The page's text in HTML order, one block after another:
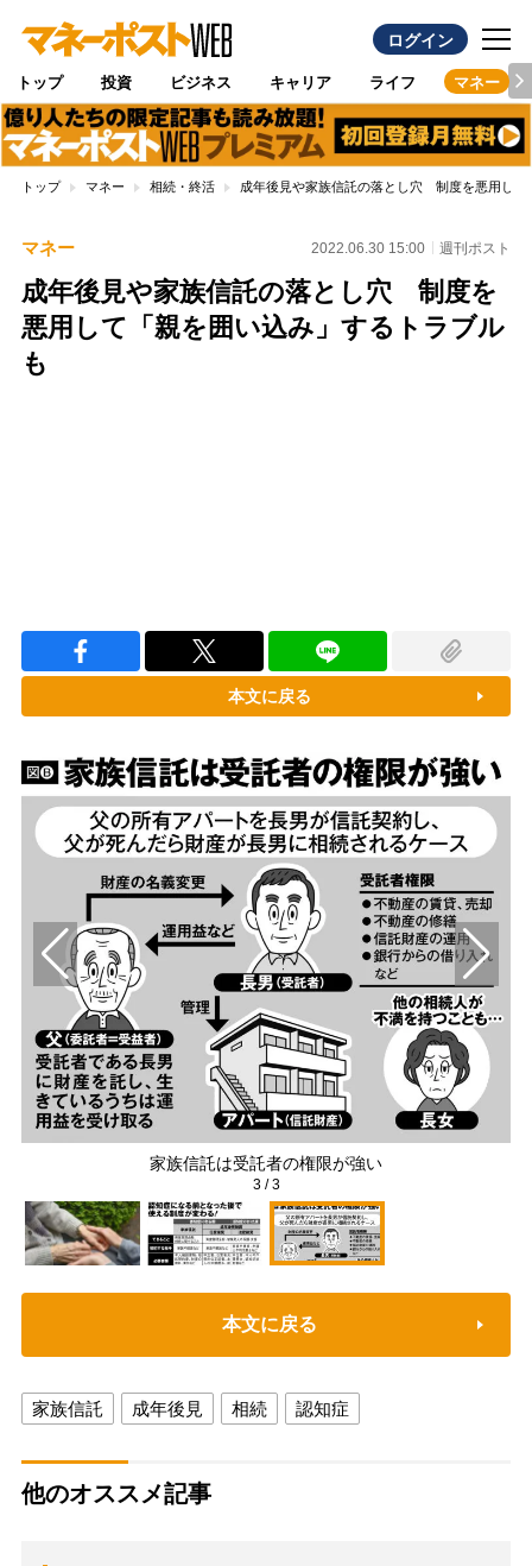
ログイン
トップ 投資 ビジネス キャリア ライフ マネー
トップ マネー 相続・終活 成年後見や家族信託の落とし穴 制度を悪用して
マネー 2022.06.30 15:00 週刊ポスト
成年後見や家族信託の落とし穴 制度を
悪用して「親を囲い込み」するトラブル
も
本文に戻る
家族信託は受託者の権限が強い
3/3
本文に戻る
家族信託 成年後見 相続 認知症
他のオススメ記事